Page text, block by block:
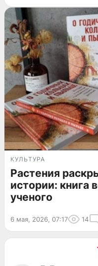
КУЛЬТУРА
Растения
истории: книга
ученого
6 мая, 2026, 07:17 14